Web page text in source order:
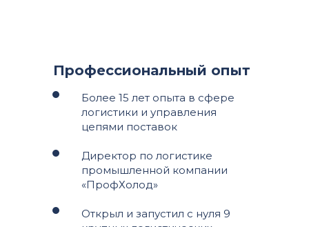
Профессиональный опыт
Более 15 лет опыта в сфере
логистики и управления
цепями поставок
Директор по логистике
промышленной компании
«ПрофХолод»
Открыл и запустил с нуля 9